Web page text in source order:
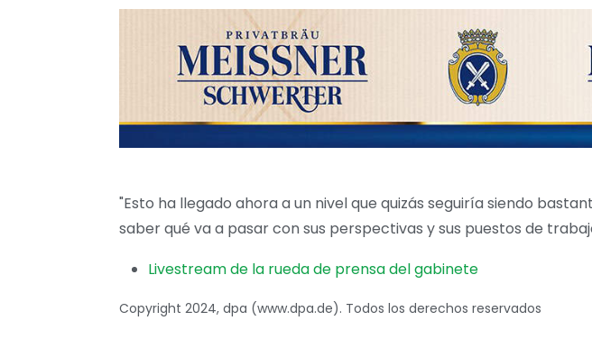
"Esto ha llegado ahora a un nivel que quizás seguiría siendo
saber qué va a pasar con sus perspectivas y sus puestos de
Livestream de la rueda de prensa del gabinete
Copyright 2024, dpa (www.dpa.de). Todos los derechos reservados